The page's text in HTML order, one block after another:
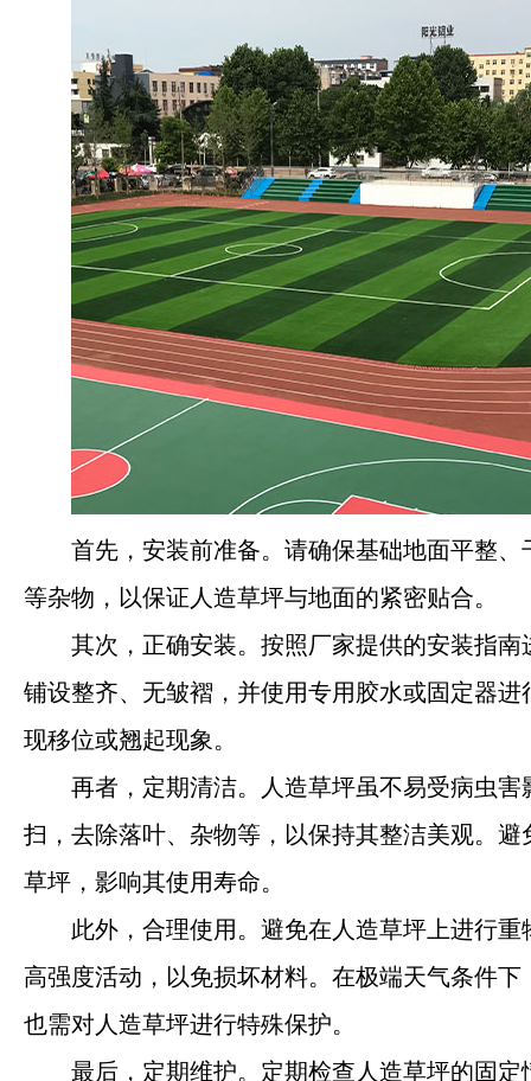
河南钰健新材料有限公司
河南钰健新材料有限公司专注专注于生产塑胶
跑道、聚氨酯、硅PU球场地材、三元乙丙橡
胶EPDM地材、粘合剂、人造草坪等体育运动
地材产品，钰健实体大厂一站式材料供应商。
首先，安装前准备。请确保基础地面平整、
等杂物，以保证人造草坪与地面的紧密贴合。
其次，正确安装。按照厂家提供的安装指南
铺设整齐、无皱褶，并使用专用胶水或固定器进
现移位或翘起现象。
再者，定期清洁。人造草坪虽不易受病虫害
扫，去除落叶、杂物等，以保持其整洁美观。避
草坪，影响其使用寿命。
此外，合理使用。避免在人造草坪上进行
高强度活动，以免损坏材料。在极端天气条件
也需对人造草坪进行特殊保护。
最后，定期维护。定期检查人造草坪的固定